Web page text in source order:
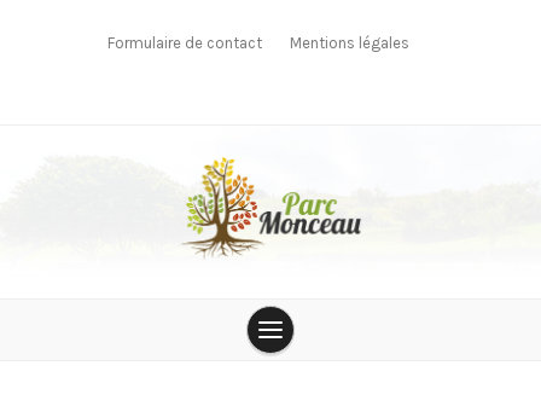
Formulaire de contact Mentions légales